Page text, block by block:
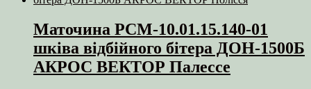
Маточина РСМ-10.01.15.140-01
шківа відбійного бітера ДОН-1500Б
АКРОС ВЕКТОР Палессе